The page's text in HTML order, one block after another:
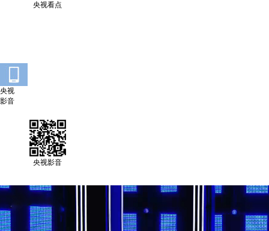
央视看点
央视
影音
央视影音